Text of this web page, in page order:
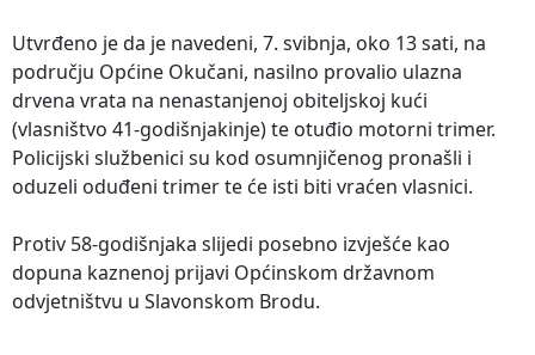
Utvrđeno je da je navedeni, 7. svibnja, oko 13 sati, na
području Općine Okučani, nasilno provalio ulazna
drvena vrata na nenastanjenoj obiteljskoj kući
(vlasništvo 41-godišnjakinje) te otuđio motorni trimer.
Policijski službenici su kod osumnjičenog pronašli i
oduzeli oduđeni trimer te će isti biti vraćen vlasnici.
Protiv 58-godišnjaka slijedi posebno izvješće kao
dopuna kaznenoj prijavi Općinskom državnom
odvjetništvu u Slavonskom Brodu.